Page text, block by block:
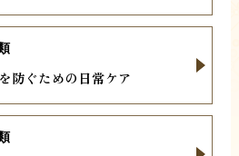
防ぐための日常ケア